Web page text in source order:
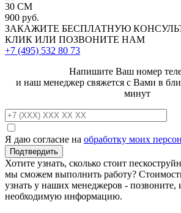
30 СМ
900 руб.
ЗАКАЖИТЕ БЕСПЛАТНУЮ
КЛИК ИЛИ ПОЗВОНИТЕ НАМ
+7 (495) 532 80 73
Напишите Ваш номер
и наш менеджер свяжется с Вами в
минут
Я даю согласие на обработку моих
Хотите узнать, сколько стоит
мы сможем выполнить работу?
узнать у наших менеджеров -
необходимую информацию.